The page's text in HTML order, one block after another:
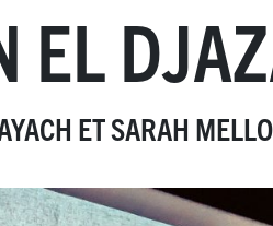
EL
ET SARAH